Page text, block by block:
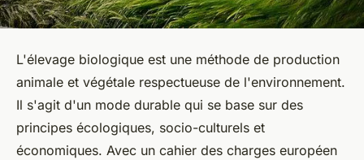
L'élevage biologique est une méthode de production
animale et végétale respectueuse de l'environnement.
Il s'agit d'un mode durable qui se base sur des
principes écologiques, socio-culturels et
économiques. Avec un cahier des charges européen